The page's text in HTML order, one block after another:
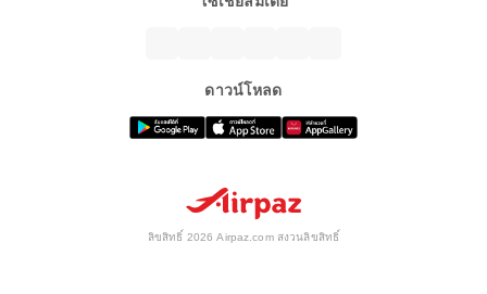
ดาวน์โหลด
ลิขสิทธิ์ 2026 Airpaz.com สงวนลิขสิทธิ์